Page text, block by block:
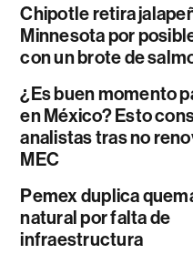
Chipotle retira
Minnesota por
con un brote de
¿Es buen momento
en México? Esto
analistas tras no
MEC
Pemex duplica
natural por falta de
infraestructura